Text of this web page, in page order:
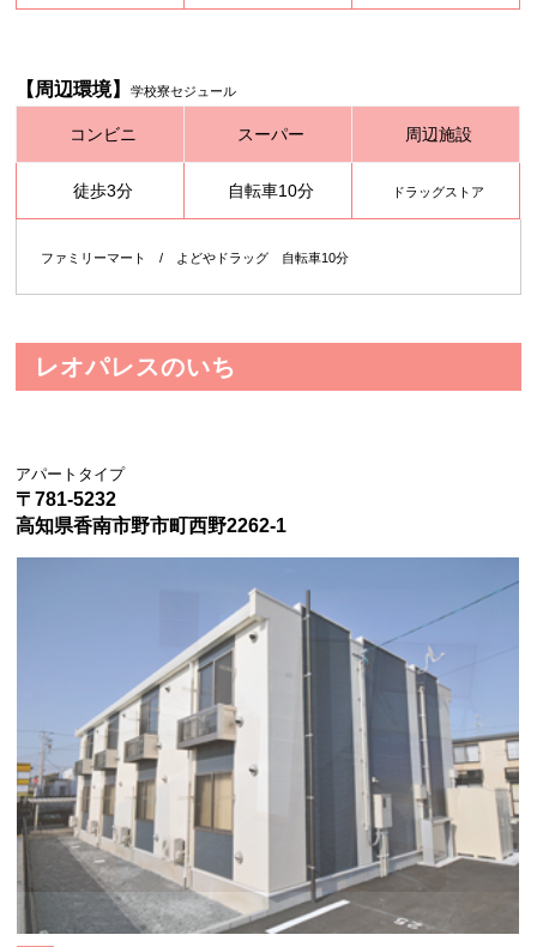
【周辺環境】学校寮セジュール
コンビニ スーパー 周辺施設
徒歩3分 自転車10分 ドラッグストア
ファミリーマート / よどやドラッグ 自転車10分
レオパレスのいち
アパートタイプ
〒781-5232
高知県香南市野市町西野2262-1